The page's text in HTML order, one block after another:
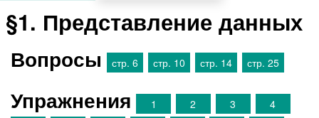
§1. Представление данных
Вопросы стр. 6 стр. 10 стр. 14 стр. 25
Упражнения 1 2 3
4